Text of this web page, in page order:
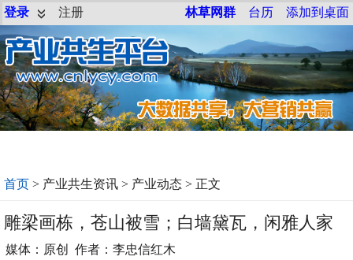
登录 注册 林草网群 台历 添加到桌面
首页 > 产业共生资讯 > 产业动态 > 正文
雕梁画栋，苍山被雪；白墙黛瓦，闲雅人家
媒体：原创 作者：李忠信红木